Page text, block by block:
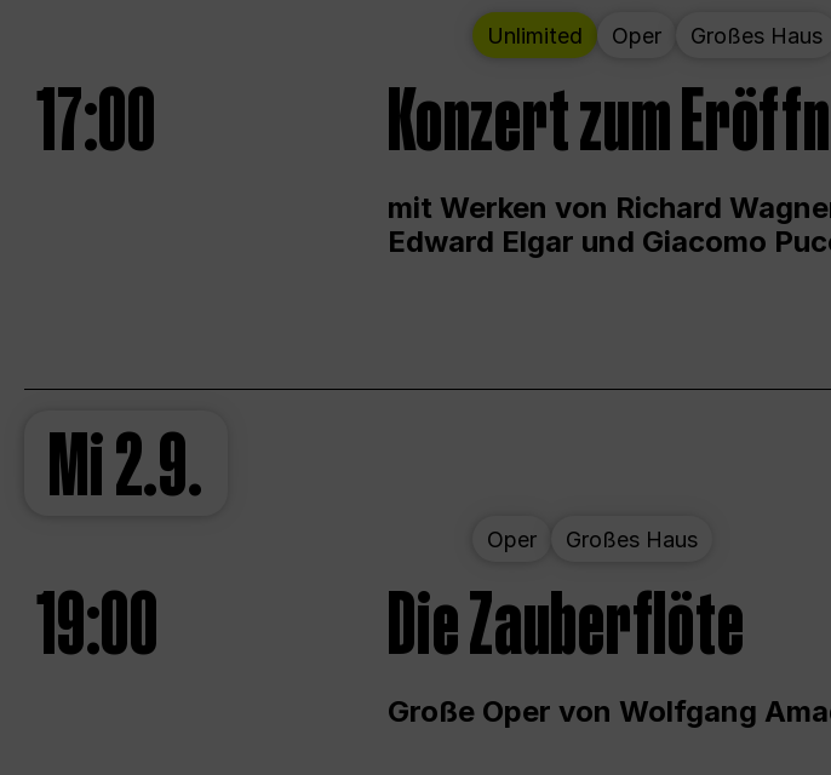
Unlimited Oper Großes Haus
17:00 Konzert zum
mit Werken von Richard
Edward Elgar und Giacomo
Mi2.9.
Oper Großes Haus
19:00 Die Zauberflöte
Große Oper von Wolfgang